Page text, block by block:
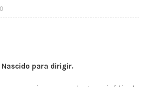
Nascido para dirigir.